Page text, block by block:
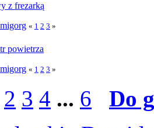
z frezarką
« 1 2 3 »
powietrza
« 1 2 3 »
2 3 4 ... 6
Do